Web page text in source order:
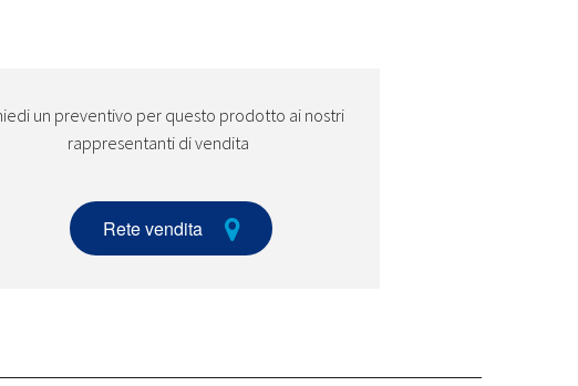
un preventivo per questo prodotto ai nostri
rappresentanti di vendita
Rete vendita